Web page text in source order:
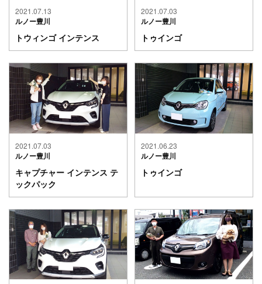
2021.07.13
ルノー豊川
トウィンゴ インテンス
2021.07.03
ルノー豊川
トゥインゴ
2021.07.03
ルノー豊川
キャプチャー インテンス テ
ックパック
2021.06.23
ルノー豊川
トゥインゴ